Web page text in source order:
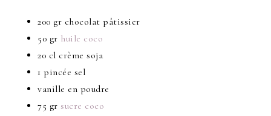
200 gr chocolat pâtissier
50 gr huile coco
20 cl crème soja
1 pincée sel
vanille en poudre
75 gr sucre coco